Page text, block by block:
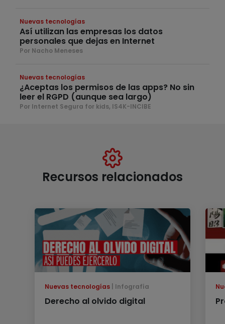
Nuevas tecnologías
Así utilizan las empresas los datos
personales que dejas en Internet
Por Nacho Meneses
Nuevas tecnologías
¿Aceptas los permisos de las apps? No sin
leer el RGPD (aunque sea largo)
Por Internet Segura for kids, IS4K-INCIBE
Recursos relacionados
Nuevas tecnologías Infografía
Derecho al olvido digital